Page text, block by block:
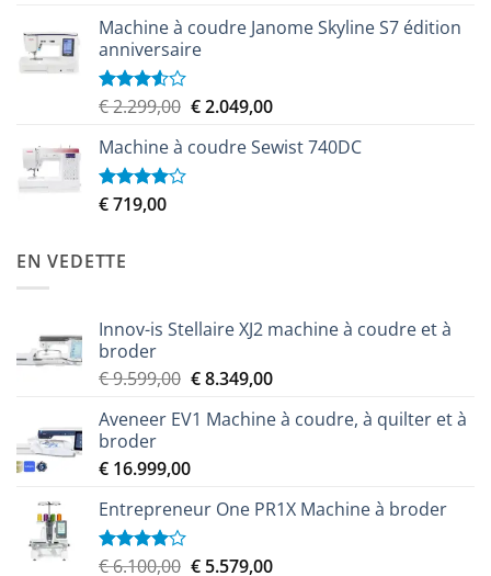
Machine à coudre Janome Skyline S7 édition
anniversaire
Note
5
€2.299,00 Le
initial
€2.049,00Le
actuel
Machine à coudre Sewist 740DC
Note
€719,00
EN VEDETTE
Innov-is Stellaire XJ2 machine à coudre et à
broder
€9.599,00 Le
initial
€ 9.599,00.
€8.349,00Le
actuel
Aveneer EV1 Machine à coudre, à quilter et à
broder
€ 16.999,00
Entrepreneur One PR1X Machine à broder
Note
€6.100,00 Le
€5.579,00Le